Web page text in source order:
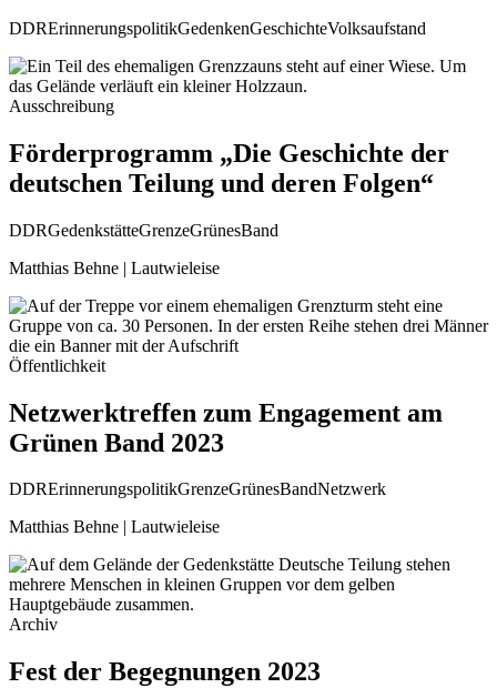
DDRErinnerungspolitikGedenkenGeschichteVolksaufstand
Ausschreibung
Förderprogramm „Die Geschichte der
deutschen Teilung und deren Folgen“
DDRGedenkstätteGrenzeGrünesBand
Matthias Behne | Lautwieleise
Öffentlichkeit
Netzwerktreffen zum Engagement am
Grünen Band 2023
DDRErinnerungspolitikGrenzeGrünesBandNetzwerk
Matthias Behne | Lautwieleise
Archiv
Fest der Begegnungen 2023